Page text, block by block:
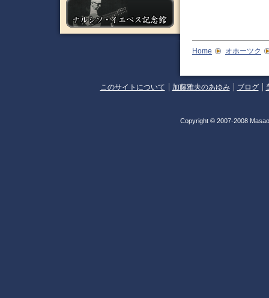
Home オホーツク
このサイトについて 加藤雅夫のあゆみ ブログ
Copyright © 2007-2008